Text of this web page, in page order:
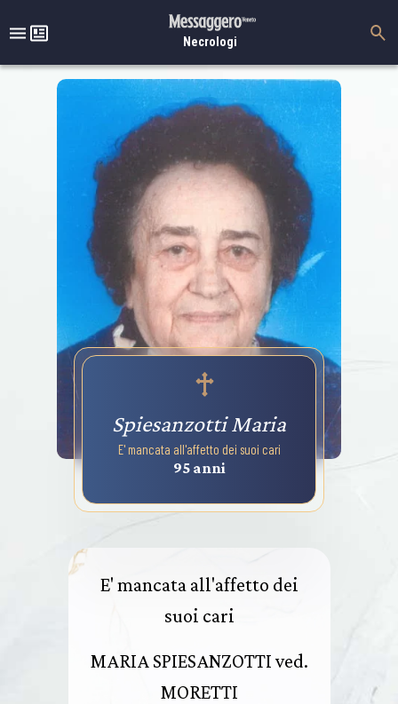
Necrologi
Spiesanzotti Maria
E' mancata all'affetto dei suoi cari
95 anni
E' mancata all'affetto dei
suoi cari
MARIA SPIESANZOTTI ved.
MORETTI